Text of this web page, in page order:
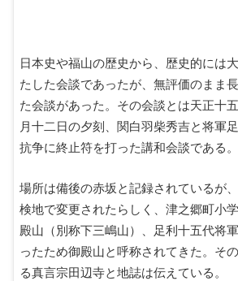
日本史や福山の歴史から、歴史的には
たした会談であったが、無評価のまま
た会談があった。その会談とは天正十
月十二日の夕刻、関白羽柴秀吉と将軍
抗争に終止符を打った講和会談である。
場所は備後の赤坂と記録されているが
検地で変更されたらしく、津之郷町小
殿山（別称下三嶋山）、足利十五代将
ったため御殿山と呼称されてきた。そ
る真言宗田辺寺と地誌は伝えている。